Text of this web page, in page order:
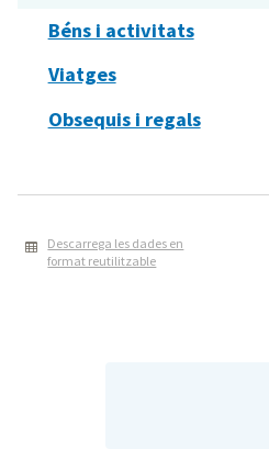
Béns i activitats
Viatges
Obsequis i regals
Descarrega les dades en
format reutilitzable